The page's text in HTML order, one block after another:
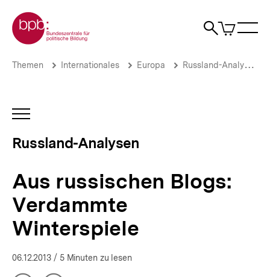
zum
Seiteninhalt
springen
Zur Startseite der bpb
Suche
Artikel
im
Aus
Winterspiele
Russland-
Analysen
Brotkrümelnavigation
Pfadnavigation
Themen Internationales Europa Russland-Analysen
INHALTSNAVIGATION
Russland-Analysen
Aus russischen Blogs:
Verdammte
Winterspiele
06.12.2013 / 5 Minuten zu lesen